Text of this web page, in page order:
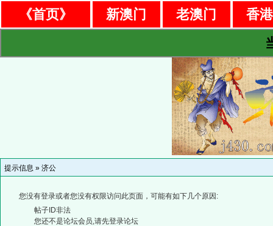
《首页》 新澳门 老澳门
香
提示信息 » 济公
您没有登录或者您没有权限访问此页面，可能有如下几个原因:
帖子ID非法
您还不是论坛会员,请先登录论坛